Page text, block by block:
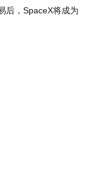
后，SpaceX将成为